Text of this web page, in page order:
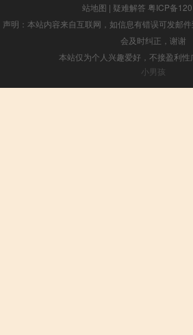
站地图 | 疑难解答 粤ICP备
声明：本站内容来自互联网，如信息有错误可发邮
会及时纠正，谢谢
本站仅为个人兴趣爱好，不接盈利性
小男孩